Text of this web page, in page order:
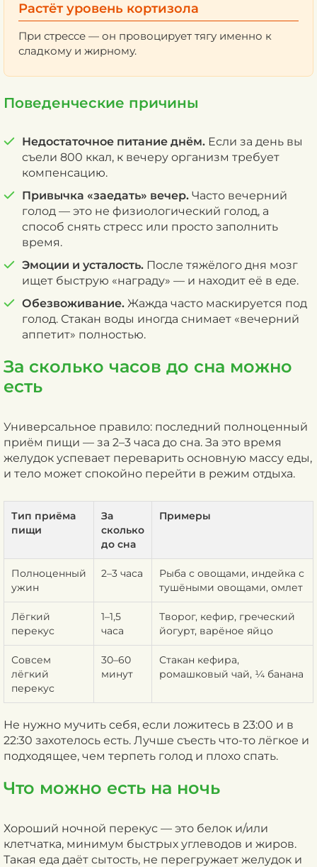
Растёт уровень кортизола
При стрессе — он провоцирует тягу именно к
сладкому и жирному.
Поведенческие причины
Недостаточное питание днём. Если за день вы
съели 800 ккал, к вечеру организм требует
компенсацию.
Привычка «заедать» вечер. Часто вечерний
голод — это не физиологический голод, а
способ снять стресс или просто заполнить
время.
Эмоции и усталость. После тяжёлого дня мозг
ищет быструю «награду» — и находит её в еде.
Обезвоживание. Жажда часто маскируется под
голод. Стакан воды иногда снимает «вечерний
аппетит» полностью.
За сколько часов до сна можно
есть
Универсальное правило: последний полноценный
приём пищи — за 2–3 часа до сна. За это время
желудок успевает переварить основную массу еды,
и тело может спокойно перейти в режим отдыха.
Тип приёма
пищи
За
сколько
до сна
Примеры
Полноценный
ужин
2–3 часа
Рыба с овощами, индейка с
тушёными овощами, омлет
Лёгкий
перекус
1–1,5
часа
Творог, кефир, греческий
йогурт, варёное яйцо
Совсем
лёгкий
перекус
30–60
минут
Стакан кефира,
ромашковый чай, ¼ банана
Не нужно мучить себя, если ложитесь в 23:00 и в
22:30 захотелось есть. Лучше съесть что-то лёгкое и
подходящее, чем терпеть голод и плохо спать.
Что можно есть на ночь
Хороший ночной перекус — это белок и/или
клетчатка, минимум быстрых углеводов и жиров.
Такая еда даёт сытость, не перегружает желудок и